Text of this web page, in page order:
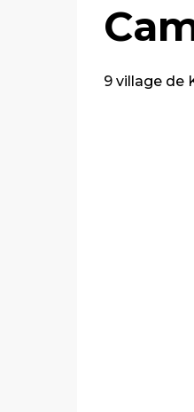
9 village de